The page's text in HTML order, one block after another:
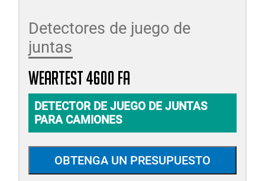
Detectores de juego de
juntas
WEARTEST 4600 FA
DETECTOR DE JUEGO DE JUNTAS
PARA CAMIONES
OBTENGA UN PRESUPUESTO